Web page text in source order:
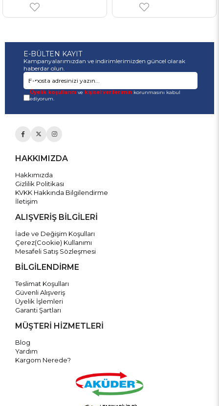
E-BÜLTEN KAYIT
Kampanyalarımızdan ve indirimlerimizden güncel olarak
haberdar olun.
Üyelik koşullarınıve kişisel verileriminkorunmasını kabul
ediyorum.
HAKKIMIZDA
Hakkımızda
Gizlilik Politikası
KVKK Hakkında Bilgilendirme
İletişim
ALIŞVERİŞ BİLGİLERİ
İade ve Değişim Koşulları
Çerez(Cookie) Kullanımı
Mesafeli Satış Sözleşmesi
BİLGİLENDİRME
Teslimat Koşulları
Güvenli Alışveriş
Üyelik İşlemleri
Garanti Şartları
MÜŞTERİ HİZMETLERİ
Blog
Yardım
Kargom Nerede?